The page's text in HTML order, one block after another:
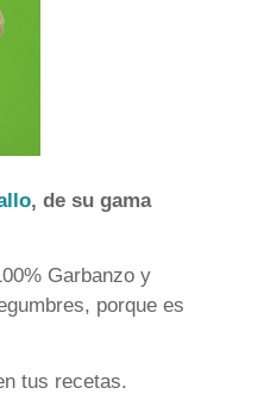
, de su gama
Garbanzo y
porque es
tus recetas.